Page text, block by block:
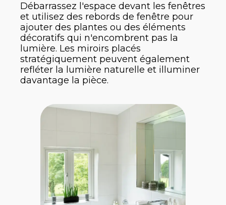
Débarrassez l'espace devant les fenêtres
et utilisez des rebords de fenêtre pour
ajouter des plantes ou des éléments
décoratifs qui n'encombrent pas la
lumière. Les miroirs placés
stratégiquement peuvent également
refléter la lumière naturelle et illuminer
davantage la pièce.